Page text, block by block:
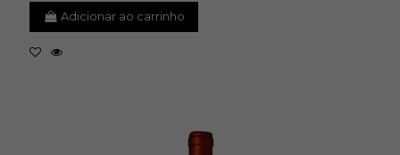
Adicionar ao carrinho